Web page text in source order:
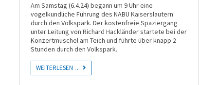
Am Samstag (6.4.24) begann um 9 Uhr eine
vogelkundliche Führung des NABU Kaiserslautern
durch den Volkspark. Der kostenfreie Spaziergang
unter Leitung von Richard Hackländer startete bei der
Konzertmuschel am Teich und führte über knapp 2
Stunden durch den Volkspark.
WEITERLESEN …